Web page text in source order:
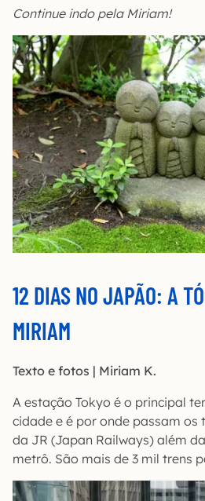
Continue indo pela Miriam!
12 DIAS NO JAPÃO: A
MIRIAM
Texto e fotos | Miriam K.
A estação Tokyo é o principal
cidade e é por onde passam os
da JR (Japan Railways) além
metrô. São mais de 3 mil trens